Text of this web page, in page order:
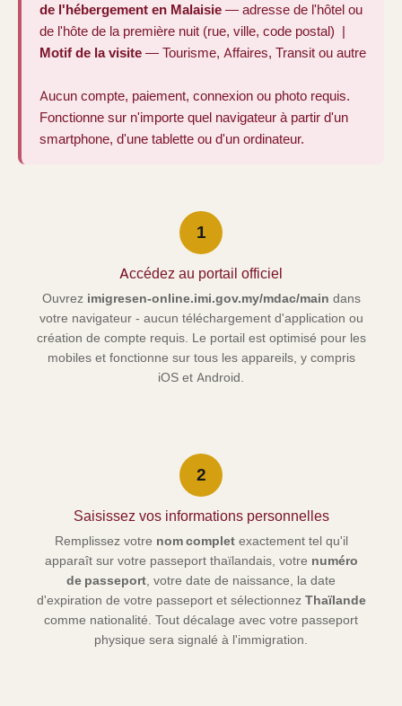
de l'hébergement en Malaisie — adresse de l'hôtel ou
de l'hôte de la première nuit (rue, ville, code postal) |
Motif de la visite — Tourisme, Affaires, Transit ou autre
Aucun compte, paiement, connexion ou photo requis.
Fonctionne sur n'importe quel navigateur à partir d'un
smartphone, d'une tablette ou d'un ordinateur.
1
Accédez au portail officiel
Ouvrez imigresen-online.imi.gov.my/mdac/main dans
votre navigateur - aucun téléchargement d'application ou
création de compte requis. Le portail est optimisé pour les
mobiles et fonctionne sur tous les appareils, y compris
iOS et Android.
2
Saisissez vos informations personnelles
Remplissez votre nom completexactement tel qu'il
apparaît sur votre passeport thaïlandais, votre numéro
de passeport, votre date de naissance, la date
d'expiration de votre passeport et sélectionnez Thaïlande
comme nationalité. Tout décalage avec votre passeport
physique sera signalé à l'immigration.